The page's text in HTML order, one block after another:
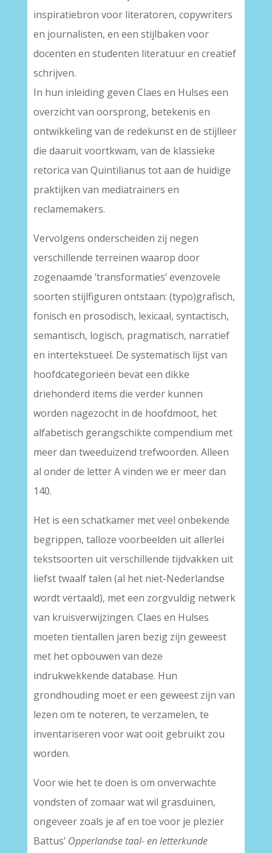
inspiratiebron voor literatoren, copywriters
en journalisten, en een stijlbaken voor
docenten en studenten literatuur en creatief
schrijven.
In hun inleiding geven Claes en Hulses een
overzicht van oorsprong, betekenis en
ontwikkeling van de redekunst en de stijlleer
die daaruit voortkwam, van de klassieke
retorica van Quintilianus tot aan de huidige
praktijken van mediatrainers en
reclamemakers.
Vervolgens onderscheiden zij negen
verschillende terreinen waarop door
zogenaamde ’transformaties’ evenzovele
soorten stijlfiguren ontstaan: (typo)grafisch,
fonisch en prosodisch, lexicaal, syntactisch,
semantisch, logisch, pragmatisch, narratief
en intertekstueel. De systematisch lijst van
hoofdcategorieën bevat een dikke
driehonderd items die verder kunnen
worden nagezocht in de hoofdmoot, het
alfabetisch gerangschikte compendium met
meer dan tweeduizend trefwoorden. Alleen
al onder de letter A vinden we er meer dan
140.
Het is een schatkamer met veel onbekende
begrippen, talloze voorbeelden uit allerlei
tekstsoorten uit verschillende tijdvakken uit
liefst twaalf talen (al het niet-Nederlandse
wordt vertaald), met een zorgvuldig netwerk
van kruisverwijzingen. Claes en Hulses
moeten tientallen jaren bezig zijn geweest
met het opbouwen van deze
indrukwekkende database. Hun
grondhouding moet er een geweest zijn van
lezen om te noteren, te verzamelen, te
inventariseren voor wat ooit gebruikt zou
worden.
Voor wie het te doen is om onverwachte
vondsten of zomaar wat wil grasduinen,
ongeveer zoals je af en toe voor je plezier
Battus’ Opperlandse taal- en letterkunde